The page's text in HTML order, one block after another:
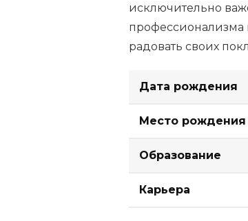
исключительно
профессионализма
радовать своих
Дата рождения
Место рождения
Образование
Карьера